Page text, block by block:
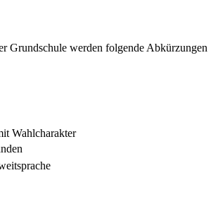
Grundschule werden folgende Abkürzungen
Wahlcharakter